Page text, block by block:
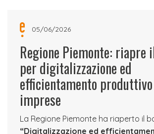
05/06/2026
Regione Piemonte: riapre
per digitalizzazione ed
efficientamento
imprese
La Regione Piemonte ha riaperto il
“Digitalizzazione ed